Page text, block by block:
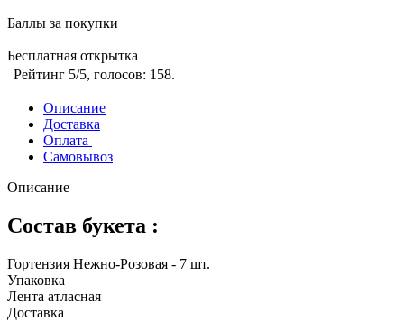
Баллы за покупки
Бесплатная открытка
Рейтинг 5/5, голосов: 158.
Описание
Доставка
Оплата
Самовывоз
Описание
Состав букета :
Гортензия Нежно-Розовая - 7 шт.
Упаковка
Лента атласная
Доставка